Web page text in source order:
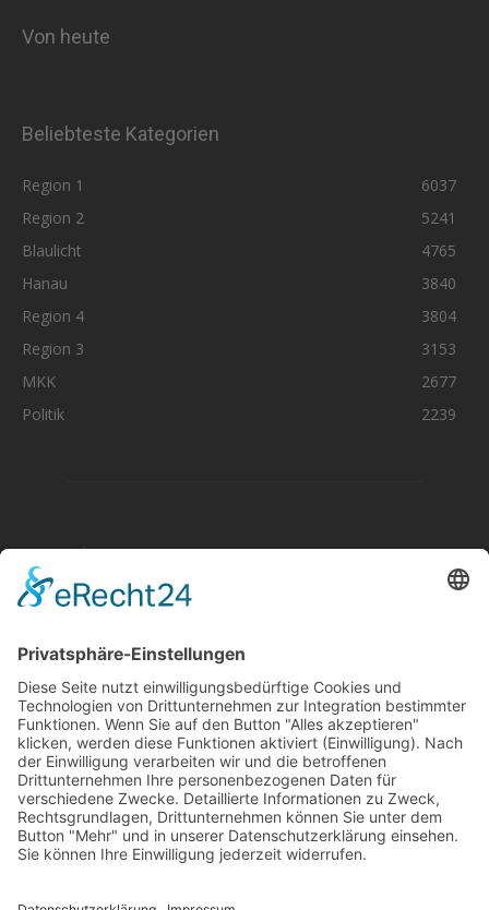
Von heute
Beliebteste Kategorien
Region 1
6037
Region 2
5241
Blaulicht
4765
Hanau
3840
Region 4
3804
Region 3
3153
MKK
2677
Politik
2239
Aktuelle Nachrichten aus dem MKK-Kreis.
Kontaktiere uns:team@mkk-echo.de
JetztBericht einreichen